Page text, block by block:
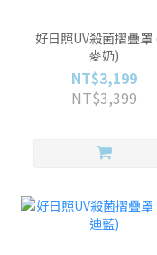
好日照UV殺菌摺疊罩
麥奶)
NT$3,199
NT$3,399